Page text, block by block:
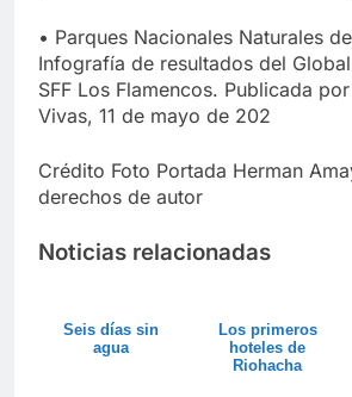
• Parques Nacionales Naturales
Infografía de resultados del
SFF Los Flamencos. Publicada
Vivas, 11 de mayo de 202
Crédito Foto Portada Herman
derechos de autor
Noticias relacionadas
Seis días sin
agua
Los primeros
hoteles de
Riohacha